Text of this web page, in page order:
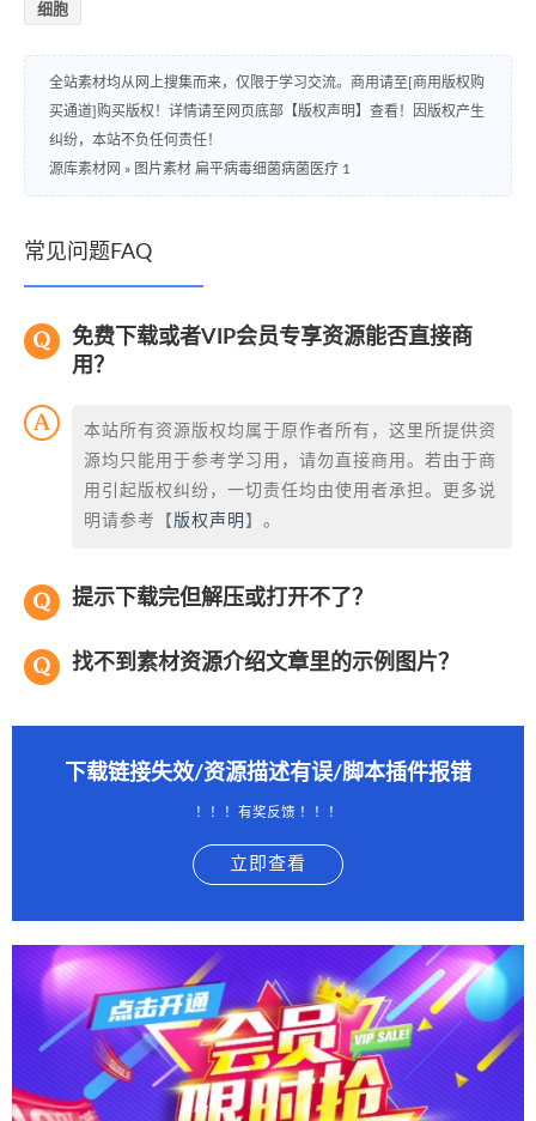
细胞
全站素材均从网上搜集而来，仅限于学习交流。商用请至[商用版权购
买通道]购买版权！详情请至网页底部【版权声明】查看！因版权产生
纠纷，本站不负任何责任！
源库素材网 » 图片素材 扁平病毒细菌病菌医疗 1
常见问题FAQ
免费下载或者VIP会员专享资源能否直接商
用？
本站所有资源版权均属于原作者所有，这里所提供资
源均只能用于参考学习用，请勿直接商用。若由于商
用引起版权纠纷，一切责任均由使用者承担。更多说
明请参考【 版权声明 】。
提示下载完但解压或打开不了？
找不到素材资源介绍文章里的示例图片？
下载链接失效/资源描述有误/脚本插件报错
！！！有奖反馈 ！！！
立即查看